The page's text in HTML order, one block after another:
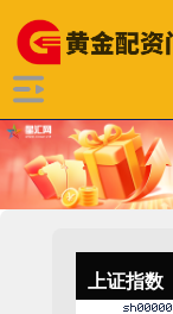
上证指数